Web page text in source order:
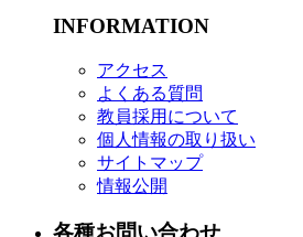
INFORMATION
アクセス
よくある質問
教員採用について
個人情報の取り扱い
サイトマップ
情報公開